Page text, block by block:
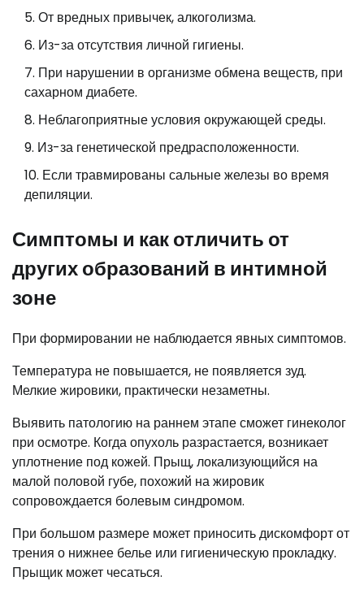
От вредных привычек, алкоголизма.
Из-за отсутствия личной гигиены.
При нарушении в организме обмена веществ, при
сахарном диабете.
Неблагоприятные условия окружающей среды.
Из-за генетической предрасположенности.
Если травмированы сальные железы во время
депиляции.
Симптомы и как отличить от
других образований в интимной
зоне
При формировании не наблюдается явных симптомов.
Температура не повышается, не появляется зуд.
Мелкие жировики, практически незаметны.
Выявить патологию на раннем этапе сможет гинеколог
при осмотре. Когда опухоль разрастается, возникает
уплотнение под кожей. Прыщ, локализующийся на
малой половой губе, похожий на жировик
сопровождается болевым синдромом.
При большом размере может приносить дискомфорт от
трения о нижнее белье или гигиеническую прокладку.
Прыщик может чесаться.